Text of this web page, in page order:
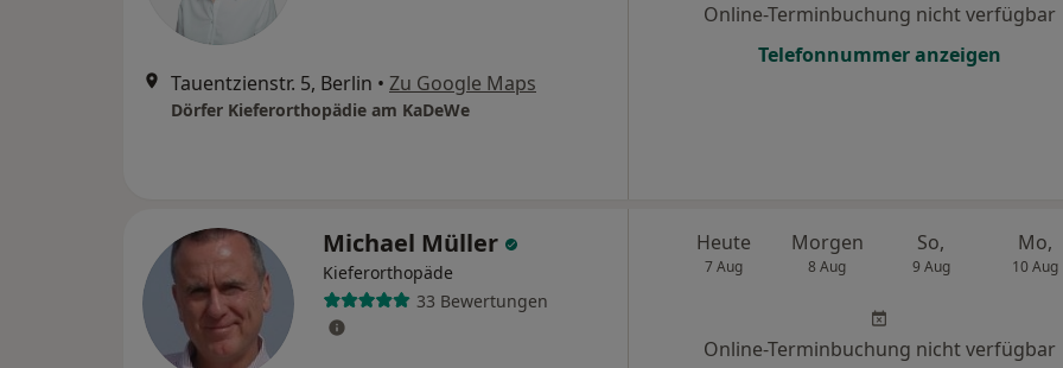
Tauentzienstr. 5, Berlin • Zu Google Maps
Dörfer Kieferorthopädie am KaDeWe
Online-Terminbuchung nicht verfügbar
Telefonnummer anzeigen
Michael Müller
Kieferorthopäde
33 Bewertungen
Heute
7 Aug
Morgen
8 Aug
So,
9 Aug
Mo,
10 Aug
Online-Terminbuchung nicht verfügbar